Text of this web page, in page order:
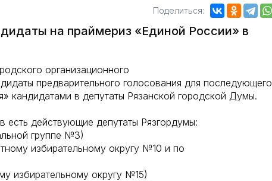
Поделиться:
на праймериз «Единой России» в
организационного
предварительного голосования для последующего
кандидатами в депутаты Рязанской городской Думы.
есть действующие депутаты Рязгордумы:
группе №3)
избирательному округу №10 и по
избирательному округу №15)